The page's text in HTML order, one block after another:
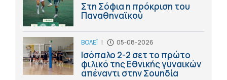
Στη Σόφια η πρόκριση του
Παναθηναϊκού
ΒΟΛΕΪ | 05-08-2026
Ισόπαλο 2-2 σετ το πρώτο
φιλικό της Εθνικής γυναικών
απέναντι στην Σουηδία